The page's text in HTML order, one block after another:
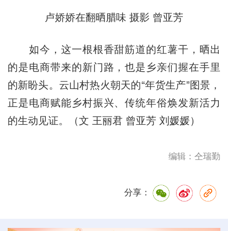
卢娇娇在翻晒腊味 摄影 曾亚芳
如今，这一根根香甜筋道的红薯干，晒出
的是电商带来的新门路，也是乡亲们握在手里
的新盼头。云山村热火朝天的“年货生产”图景，
正是电商赋能乡村振兴、传统年俗焕发新活力
的生动见证。（文 王丽君 曾亚芳 刘媛媛）
编辑：仝瑞勤
分享：